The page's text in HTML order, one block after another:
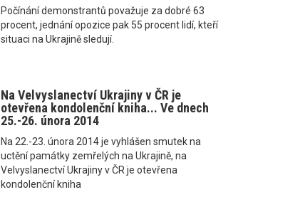
Počínání demonstrantů považuje za dobré 63
procent, jednání opozice pak 55 procent lidí, kteří
situaci na Ukrajině sledují.
Na Velvyslanectví Ukrajiny v ČR je
otevřena kondolenční kniha... Ve dnech
25.-26. února 2014
Na 22.-23. února 2014 je vyhlášen smutek na
uctění památky zemřelých na Ukrajině, na
Velvyslanectví Ukrajiny v ČR je otevřena
kondolenční kniha